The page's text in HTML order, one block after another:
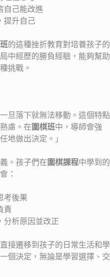
自己能改進
提升自己
的這種挫折教育對培養孩子的
中經歷的勝負經驗，能夠幫助
挑戰。
旦落下就無法移動。這個特點
慮。在 圍棋班中，導師會強
地做出決定。」
。孩子們在 圍棋課程中學到的
：
考後果
責
分析原因並改正
接遷移到孩子的日常生活和學
個決定，無論是學習選擇、交